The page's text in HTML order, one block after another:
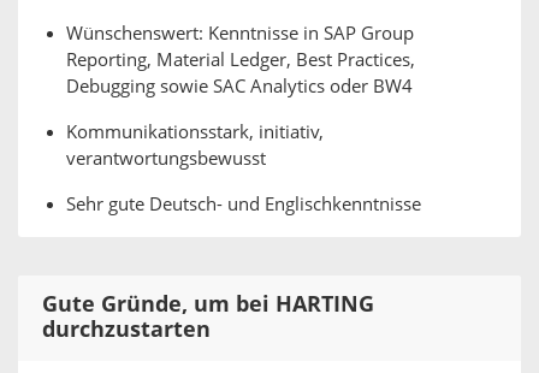
Wünschenswert: Kenntnisse in SAP Group
Reporting, Material Ledger, Best Practices,
Debugging sowie SAC Analytics oder BW4
Kommunikationsstark, initiativ,
verantwortungsbewusst
Sehr gute Deutsch- und Englischkenntnisse
Gute Gründe, um bei HARTING
durchzustarten